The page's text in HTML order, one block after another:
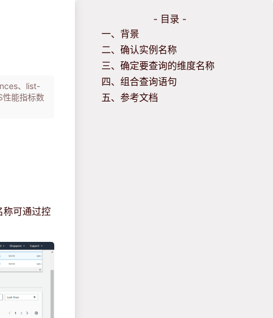
、list-
能指标数
可通过控
- 目录 -
一、背景
二、确认实例名称
三、确定要查询的维度名称
四、组合查询语句
五、参考文档